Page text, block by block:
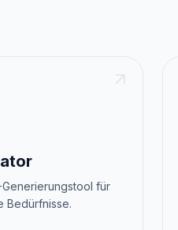
für
Bedürfnisse.